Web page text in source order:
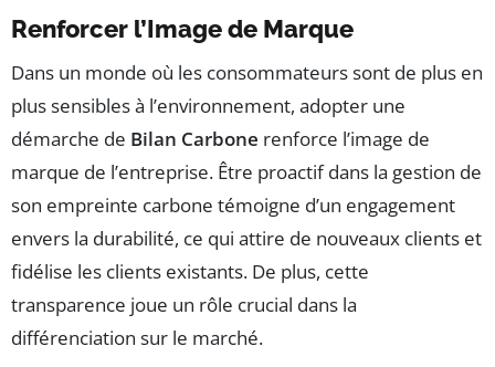
Renforcer l’Image de Marque
Dans un monde où les consommateurs sont de plus en
plus sensibles à l’environnement, adopter une
démarche de Bilan Carbone renforce l’image de
marque de l’entreprise. Être proactif dans la gestion de
son empreinte carbone témoigne d’un engagement
envers la durabilité, ce qui attire de nouveaux clients et
fidélise les clients existants. De plus, cette
transparence joue un rôle crucial dans la
différenciation sur le marché.